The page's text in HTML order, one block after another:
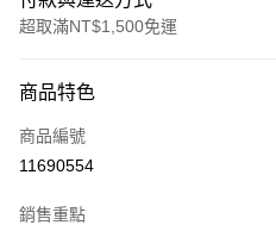
超取滿NT$1,500免運
信用卡一次付款
超商取貨付款
商品特色
商品編號
11690554
銷售重點